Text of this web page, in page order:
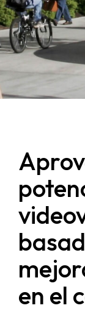
en el